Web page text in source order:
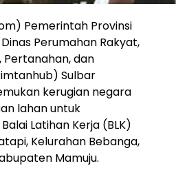
Pemerintah Provinsi
Perumahan Rakyat,
Pertanahan, dan
Sulbar
kerugian negara
lahan untuk
Latihan Kerja (BLK)
Kelurahan Bebanga,
Mamuju.